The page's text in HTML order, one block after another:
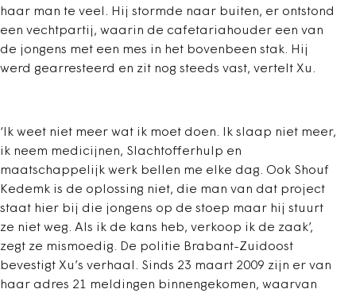
haar man te veel. Hij stormde naar buiten, er ontstond
een vechtpartij, waarin de cafetariahouder een van
de jongens met een mes in het bovenbeen stak. Hij
werd gearresteerd en zit nog steeds vast, vertelt Xu.
‘Ik weet niet meer wat ik moet doen. Ik slaap niet meer,
ik neem medicijnen, Slachtofferhulp en
maatschappelijk werk bellen me elke dag. Ook Shouf
Kedemk is de oplossing niet, die man van dat project
staat hier bij die jongens op de stoep maar hij stuurt
ze niet weg. Als ik de kans heb, verkoop ik de zaak’,
zegt ze mismoedig. De politie Brabant-Zuidoost
bevestigt Xu’s verhaal. Sinds 23 maart 2009 zijn er van
haar adres 21 meldingen binnengekomen, waarvan